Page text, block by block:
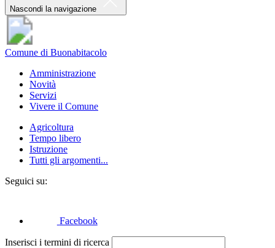
Nascondi la navigazione
Comune di Buonabitacolo
Amministrazione
Novità
Servizi
Vivere il Comune
Agricoltura
Tempo libero
Istruzione
Tutti gli argomenti...
Seguici su:
Facebook
Inserisci i termini di ricerca